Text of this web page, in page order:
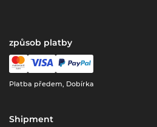
způsob platby
Platba předem, Dobírka
Shipment